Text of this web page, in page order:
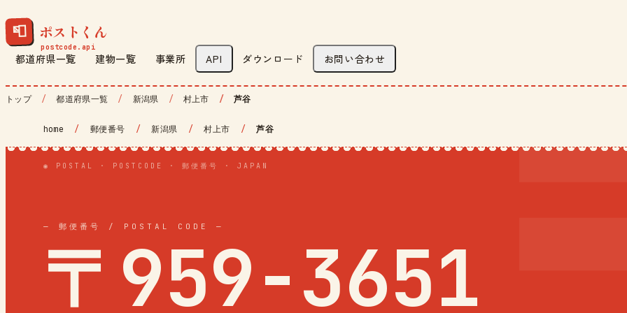
📮 ポストくん
都道府県一覧 建物一覧 事業所 API ダウンロード お問い合わせ
トップ 都道府県一覧 新潟県 村上市 芦谷
home / 郵便番号 / 新潟県 / 村上市 / 芦谷
◉ POSTAL · POSTCODE · 郵便番号 · JAPAN
— 郵便番号 / POSTAL CODE —
〒959-3651